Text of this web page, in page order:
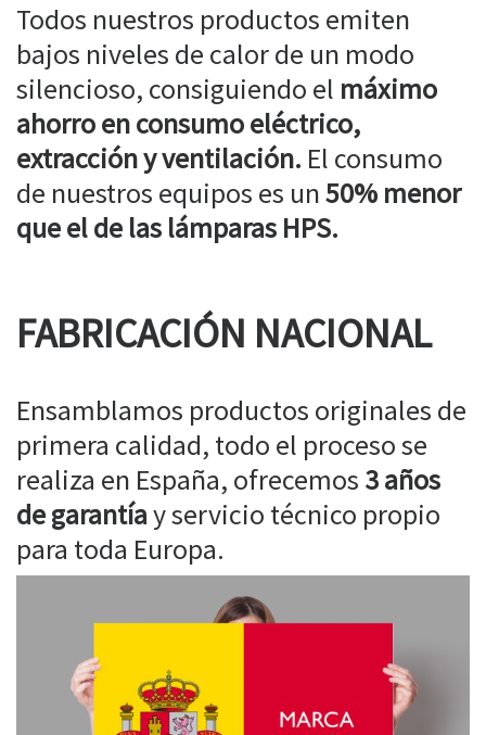
Todos nuestros productos emiten
bajos niveles de calor de un modo
silencioso, consiguiendo el máximo
ahorro en consumo eléctrico,
extracción y ventilación. El consumo
de nuestros equipos es un50% menor
que el de las lámparas HPS.
FABRICACIÓN NACIONAL
Ensamblamos productos originales de
primera calidad, todo el proceso se
realiza en España, ofrecemos 3 años
de garantíay servicio técnico propio
para toda Europa.